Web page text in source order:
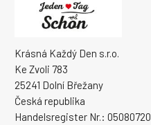
Krásná Každý Den s.r.o.
Ke Zvoli 783
25241 Dolní Břežany
Česká republika
Handelsregister Nr.: 05080720